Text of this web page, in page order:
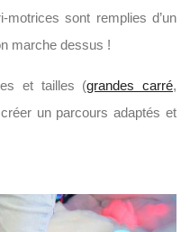
sont remplies d’un
marche dessus !
et tailles (grandes carré,
un parcours adaptés et